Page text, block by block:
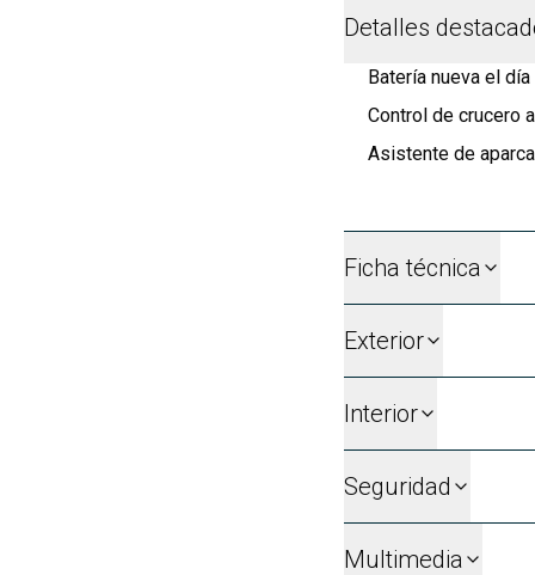
Detalles
Batería nueva el
Control de crucero
Asistente de
Ficha técnica
Exterior
Interior
Seguridad
Multimedia